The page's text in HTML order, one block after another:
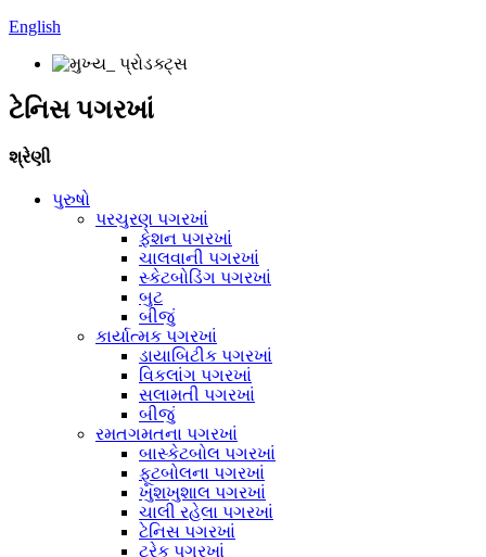
English
ટેનિસ પગરખાં
શ્રેણી
પુરુષો
પરચુરણ પગરખાં
ફેશન પગરખાં
ચાલવાની પગરખાં
સ્કેટબોડિંગ પગરખાં
બુટ
બીજું
કાર્યાત્મક પગરખાં
ડાયાબિટીક પગરખાં
વિકલાંગ પગરખાં
સલામતી પગરખાં
બીજું
રમતગમતના પગરખાં
બાસ્કેટબોલ પગરખાં
ફૂટબોલના પગરખાં
ખુશખુશાલ પગરખાં
ચાલી રહેલા પગરખાં
ટેનિસ પગરખાં
ટ્રેક પગરખાં